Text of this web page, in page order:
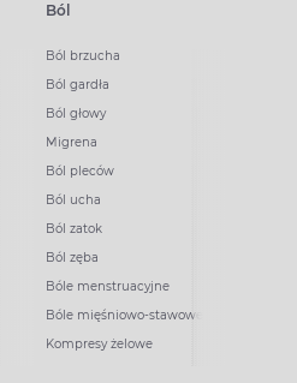
Ból
Ból brzucha
Ból gardła
Ból głowy
Migrena
Ból pleców
Ból ucha
Ból zatok
Ból zęba
Bóle menstruacyjne
Bóle mięśniowo-stawowe
Kompresy żelowe